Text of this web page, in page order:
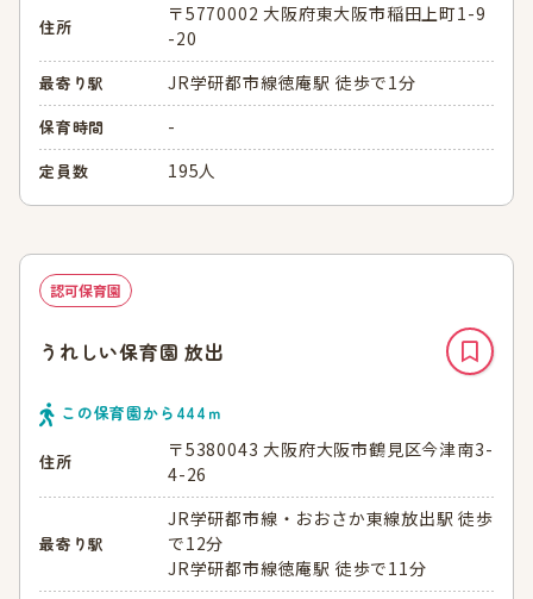
住所
〒5770002 大阪府東大阪市稲田上町1-9
-20
最寄り駅 JR学研都市線徳庵駅 徒歩で1分
保育時間 -
定員数 195人
認可保育園
うれしい保育園 放出
この保育園から 444 ｍ
住所
〒5380043 大阪府大阪市鶴見区今津南3-
4-26
最寄り駅
JR学研都市線・おおさか東線放出駅 徒歩
で12分
JR学研都市線徳庵駅 徒歩で11分